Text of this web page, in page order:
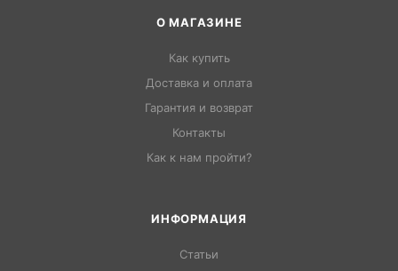
О МАГАЗИНЕ
Как купить
Доставка и оплата
Гарантия и возврат
Контакты
Как к нам пройти?
ИНФОРМАЦИЯ
Статьи